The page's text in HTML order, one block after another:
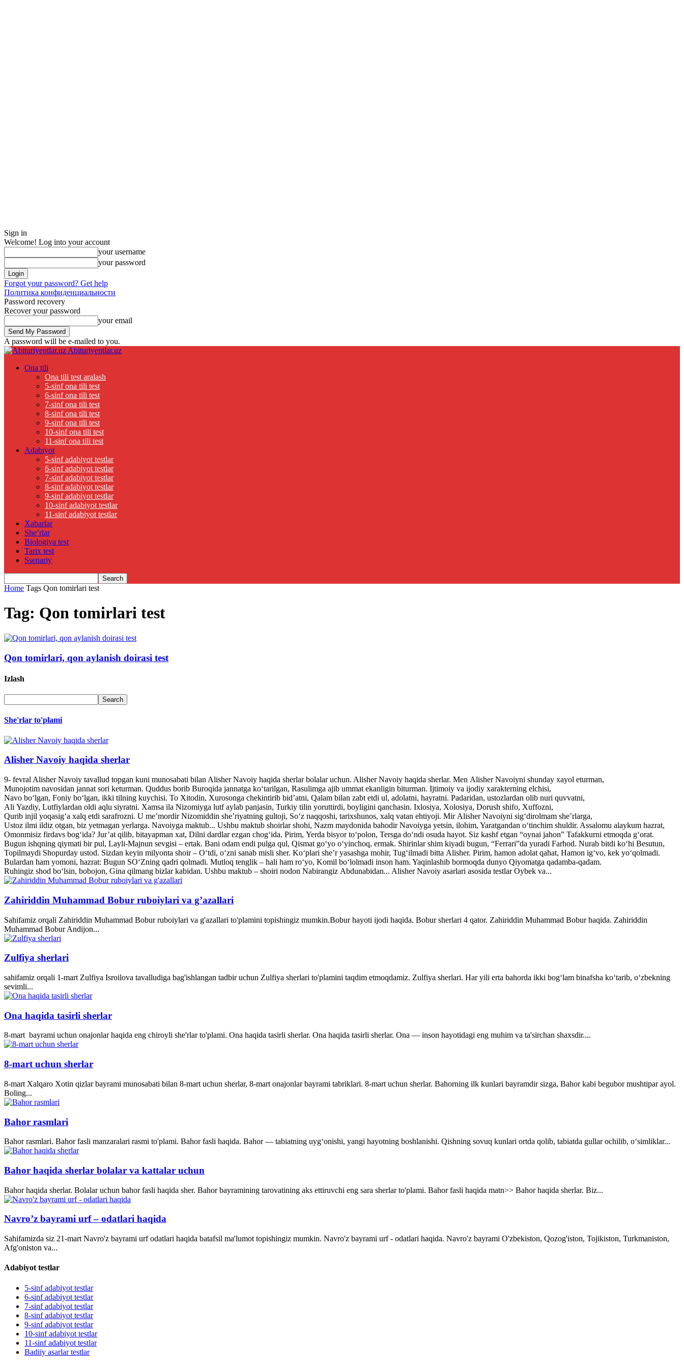
Sign in
Welcome! Log into your account
your username
your password
Forgot your password? Get help
Политика конфиденциальности
Password recovery
Recover your password
your email
A password will be e-mailed to you.
Abituriyentlar.uz
Ona tili
Ona tili test aralash
5-sinf ona tili test
6-sinf ona tili test
7-sinf ona tili test
8-sinf ona tili test
9-sinf ona tili test
10-sinf ona tili test
11-sinf ona tili test
Adabiyot
5-sinf adabiyot testlar
6-sinf adabiyot testlar
7-sinf adabiyot testlar
8-sinf adabiyot testlar
9-sinf adabiyot testlar
10-sinf adabiyot testlar
11-sinf adabiyot testlar
Xabarlar
She’rlar
Biologiya test
Tarix test
Ssenariy
Home Tags Qon tomirlari test
Tag: Qon tomirlari test
Qon tomirlari, qon aylanish doirasi test
Izlash
She'rlar to'plami
Alisher Navoiy haqida sherlar
9- fevral Alisher Navoiy tavallud topgan kuni munosabati bilan Alisher Navoiy haqida sherlar bolalar uchun. Alisher Navoiy haqida sherlar. Men Alisher Navoiyni shunday xayol eturman,
Munojotim navosidan jannat sori keturman. Quddus borib Buroqida jannatga ko‘tarilgan, Rasulimga ajib ummat ekanligin biturman. Ijtimoiy va ijodiy xarakterning elchisi,
Navo bo‘lgan, Foniy bo‘lgan, ikki tilning kuychisi. To Xitodin, Xurosonga chekintirib bid’atni, Qalam bilan zabt etdi ul, adolatni, hayratni. Padaridan, ustozlardan olib nuri quvvatni,
Ali Yazdiy, Lutfiylardan oldi aqlu siyratni. Xamsa ila Nizomiyga lutf aylab panjasin, Turkiy tilin yoruttirdi, boyligini qanchasin. Ixlosiya, Xolosiya, Dorush shifo, Xuffozni,
Qurib injil yoqasig‘a xalq etdi sarafrozni. U me’mordir Nizomiddin she’riyatning gultoji, So‘z naqqoshi, tarixshunos, xalq vatan ehtiyoji. Mir Alisher Navoiyni sig‘dirolmam she’rlarga,
Ustoz ilmi ildiz otgan, biz yetmagan yerlarga. Navoiyga maktub... Ushbu maktub shoirlar shohi, Nazm maydonida bahodir Navoiyga yetsin, ilohim, Yaratgandan o‘tinchim shuldir. Assalomu alaykum hazrat,
Omonmisiz firdavs bog‘ida? Jur’at qilib, bitayapman xat, Dilni dardlar ezgan chog‘ida. Pirim, Yerda bisyor to‘polon, Tersga do‘ndi osuda hayot. Siz kashf etgan “oynai jahon” Tafakkurni etmoqda g‘orat.
Bugun ishqning qiymati bir pul, Layli-Majnun sevgisi – ertak. Bani odam endi pulga qul, Qismat go‘yo o‘yinchoq, ermak. Shirinlar shim kiyadi bugun, “Ferrari”da yuradi Farhod. Nurab bitdi ko‘hi Besutun,
Topilmaydi Shopurday ustod. Sizdan keyin milyonta shoir – O‘tdi, o‘zni sanab misli sher. Ko‘plari she’r yasashga mohir, Tug‘ilmadi bitta Alisher. Pirim, hamon adolat qahat, Hamon ig‘vo, kek yo‘qolmadi.
Bulardan ham yomoni, hazrat: Bugun SO‘Zning qadri qolmadi. Mutloq tenglik – hali ham ro‘yo, Komil bo‘lolmadi inson ham. Yaqinlashib bormoqda dunyo Qiyomatga qadamba-qadam.
Ruhingiz shod bo‘lsin, bobojon, Gina qilmang bizlar kabidan. Ushbu maktub – shoiri nodon Nabirangiz Abdunabidan... Alisher Navoiy asarlari asosida testlar Oybek va...
Zahiriddin Muhammad Bobur ruboiylari va g’azallari
Sahifamiz orqali Zahiriddin Muhammad Bobur ruboiylari va g'azallari to'plamini topishingiz mumkin.Bobur hayoti ijodi haqida. Bobur sherlari 4 qator. Zahiriddin Muhammad Bobur haqida. Zahiriddin
Muhammad Bobur Andijon...
Zulfiya sherlari
sahifamiz orqali 1-mart Zulfiya Isroilova tavalludiga bag'ishlangan tadbir uchun Zulfiya sherlari to'plamini taqdim etmoqdamiz. Zulfiya sherlari. Har yili erta bahorda ikki bogʻlam binafsha koʻtarib, oʻzbekning
sevimli...
Ona haqida tasirli sherlar
8-mart bayrami uchun onajonlar haqida eng chiroyli she'rlar to'plami. Ona haqida tasirli sherlar. Ona haqida tasirli sherlar. Ona — inson hayotidagi eng muhim va ta'sirchan shaxsdir....
8-mart uchun sherlar
8-mart Xalqaro Xotin qizlar bayrami munosabati bilan 8-mart uchun sherlar, 8-mart onajonlar bayrami tabriklari. 8-mart uchun sherlar. Bahorning ilk kunlari bayramdir sizga, Bahor kabi begubor mushtipar ayol.
Boling...
Bahor rasmlari
Bahor rasmlari. Bahor fasli manzaralari rasmi to'plami. Bahor fasli haqida. Bahor — tabiatning uyg‘onishi, yangi hayotning boshlanishi. Qishning sovuq kunlari ortda qolib, tabiatda gullar ochilib, o‘simliklar...
Bahor haqida sherlar bolalar va kattalar uchun
Bahor haqida sherlar. Bolalar uchun bahor fasli haqida sher. Bahor bayramining tarovatining aks ettiruvchi eng sara sherlar to'plami. Bahor fasli haqida matn>> Bahor haqida sherlar. Biz...
Navro’z bayrami urf – odatlari haqida
Sahifamizda siz 21-mart Navro'z bayrami urf odatlari haqida batafsil ma'lumot topishingiz mumkin. Navro'z bayrami urf - odatlari haqida. Navro'z bayrami O'zbekiston, Qozog'iston, Tojikiston, Turkmaniston,
Afg'oniston va...
Adabiyot testlar
5-sinf adabiyot testlar
6-sinf adabiyot testlar
7-sinf adabiyot testlar
8-sinf adabiyot testlar
9-sinf adabiyot testlar
10-sinf adabiyot testlar
11-sinf adabiyot testlar
Badiiy asarlar testlar